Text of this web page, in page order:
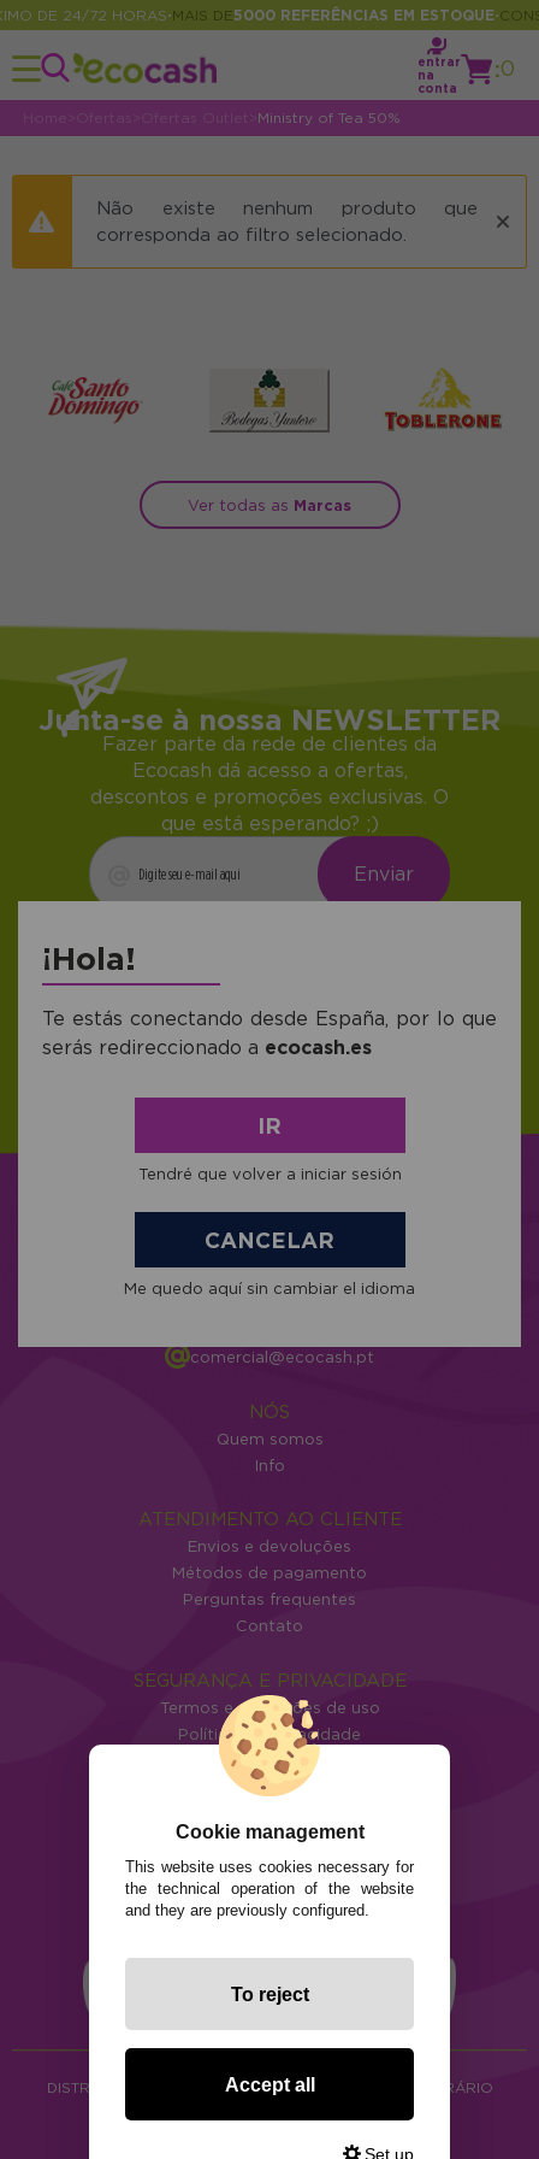
DE 24/72 HORAS •MAIS DE5000 REFERÊNCIAS EM ESTOQUE •
entrar
na
conta
:0
Home Ofertas Ofertas Outlet Ministry of Tea 50%
Não existe nenhum produto que
corresponda ao filtro selecionado.
Ver todas as Marcas
Junta-se à nossa NEWSLETTER
Fazer parte da rede de clientes da
Ecocash dá acesso a ofertas,
descontos e promoções exclusivas. O
que está esperando? ;)
novedades y tendencias por e-mail. Puedo
recogido en la
comercial@ecocash.pt
NÓS
Quem somos
Info
ATENDIMENTO AO CLIENTE
Envios e devoluções
Métodos de pagamento
Perguntas frequentes
Contato
SEGURANÇA E PRIVACIDADE
Termos e condições de uso
Política de privacidade
Política de cookies
DISTRIBUIÇÃO DE ALIMENTOS ORGÂNICOS E HERBORÁRIO
Copyright © 2026 ·
www.ecocash.pt
Ecocash Productos Orgánicos S.C
¡Hola!
Te estás conectando desde España, por lo que
serás redireccionado a ecocash.es
IR
Tendré que volver a iniciar sesión
CANCELAR
Me quedo aquí sin cambiar el idioma
Cookie management
This website uses cookies necessary for
the technical operation of the website
and they are previously configured.
To reject
Accept all
Set up